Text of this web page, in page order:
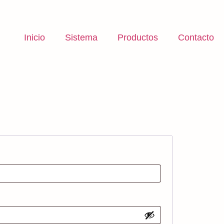
Inicio Sistema Productos Contacto